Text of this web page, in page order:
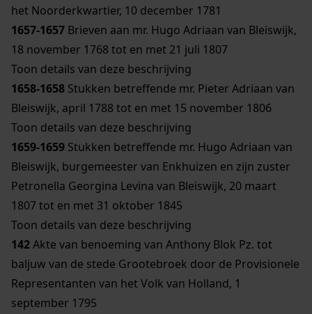
het Noorderkwartier, 10 december 1781
1657-1657 Brieven aan mr. Hugo Adriaan van Bleiswijk,
18 november 1768 tot en met 21 juli 1807
Toon details van deze beschrijving
1658-1658 Stukken betreffende mr. Pieter Adriaan van
Bleiswijk, april 1788 tot en met 15 november 1806
Toon details van deze beschrijving
1659-1659 Stukken betreffende mr. Hugo Adriaan van
Bleiswijk, burgemeester van Enkhuizen en zijn zuster
Petronella Georgina Levina van Bleiswijk, 20 maart
1807 tot en met 31 oktober 1845
Toon details van deze beschrijving
142Akte van benoeming van Anthony Blok Pz. tot
baljuw van de stede Grootebroek door de Provisionele
Representanten van het Volk van Holland, 1
september 1795